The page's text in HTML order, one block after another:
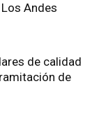
Andes
de calidad
de